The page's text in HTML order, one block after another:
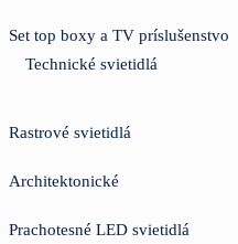
Set top boxy a TV príslušenstvo
Technické svietidlá
Rastrové svietidlá
Architektonické
Prachotesné LED svietidlá